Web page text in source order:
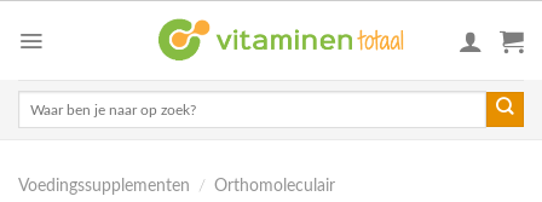
Voedingssupplementen / Orthomoleculair